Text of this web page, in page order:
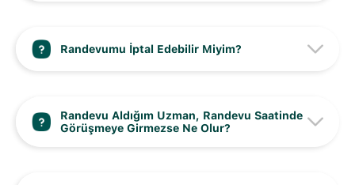
Randevumu İptal Edebilir Miyim?
Randevu Aldığım Uzman, Randevu Saatinde
Görüşmeye Girmezse Ne Olur?